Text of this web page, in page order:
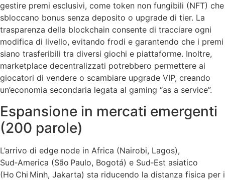
gestire premi esclusivi, come token non fungibili (NFT) che
sbloccano bonus senza deposito o upgrade di tier. La
trasparenza della blockchain consente di tracciare ogni
modifica di livello, evitando frodi e garantendo che i premi
siano trasferibili tra diversi giochi e piattaforme. Inoltre,
marketplace decentralizzati potrebbero permettere ai
giocatori di vendere o scambiare upgrade VIP, creando
un’economia secondaria legata al gaming “as a service”.
Espansione in mercati emergenti
(200 parole)
L’arrivo di edge node in Africa (Nairobi, Lagos),
Sud‑America (São Paulo, Bogotá) e Sud‑Est asiatico
(Ho Chi Minh, Jakarta) sta riducendo la distanza fisica per i